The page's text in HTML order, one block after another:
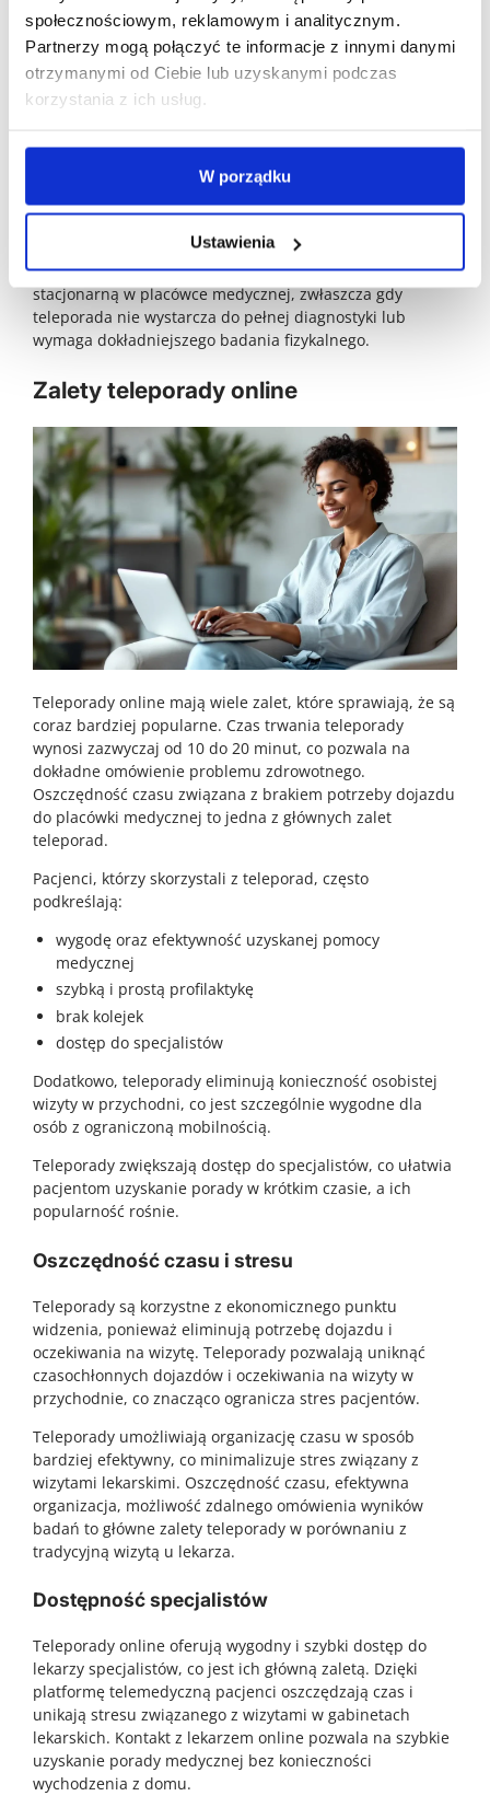
społecznościowym, reklamowym i analitycznym.
Partnerzy mogą połączyć te informacje z innymi danymi
otrzymanymi od Ciebie lub uzyskanymi podczas
korzystania z ich usług.
W porządku
Ustawienia
otrzymać zwolnienie lekarskie, jeśli jest to konieczne.
Dodatkowo, możliwe jest uzyskanie skierowania na
dodatkowe badania, co może być potrzebne do dalszej
diagnostyki. Zalecenia, które otrzymała Pani Bożena po
monitorować swój stan zdrowia, mając pełną
dokumentację medyczną.
Warto jednak pamiętać, że w niektórych przypadkach
konieczne są tradycyjne wizyty lekarskie lub wizytę
stacjonarną w placówce medycznej, zwłaszcza gdy
teleporada nie wystarcza do pełnej diagnostyki lub
wymaga dokładniejszego badania fizykalnego.
Zalety teleporady online
Teleporady online mają wiele zalet, które sprawiają, że są
coraz bardziej popularne. Czas trwania teleporady
wynosi zazwyczaj od 10 do 20 minut, co pozwala na
dokładne omówienie problemu zdrowotnego.
Oszczędność czasu związana z brakiem potrzeby dojazdu
do placówki medycznej to jedna z głównych zalet
teleporad.
Pacjenci, którzy skorzystali z teleporad, często
podkreślają:
wygodę oraz efektywność uzyskanej pomocy
medycznej
szybką i prostą profilaktykę
brak kolejek
dostęp do specjalistów
Dodatkowo, teleporady eliminują konieczność osobistej
wizyty w przychodni, co jest szczególnie wygodne dla
osób z ograniczoną mobilnością.
Teleporady zwiększają dostęp do specjalistów, co ułatwia
pacjentom uzyskanie porady w krótkim czasie, a ich
popularność rośnie.
Oszczędność czasu i stresu
Teleporady są korzystne z ekonomicznego punktu
widzenia, ponieważ eliminują potrzebę dojazdu i
oczekiwania na wizytę. Teleporady pozwalają uniknąć
czasochłonnych dojazdów i oczekiwania na wizyty w
przychodnie, co znacząco ogranicza stres pacjentów.
Teleporady umożliwiają organizację czasu w sposób
bardziej efektywny, co minimalizuje stres związany z
wizytami lekarskimi. Oszczędność czasu, efektywna
organizacja, możliwość zdalnego omówienia wyników
badań to główne zalety teleporady w porównaniu z
tradycyjną wizytą u lekarza.
Dostępność specjalistów
Teleporady online oferują wygodny i szybki dostęp do
lekarzy specjalistów, co jest ich główną zaletą. Dzięki
platformę telemedyczną pacjenci oszczędzają czas i
unikają stresu związanego z wizytami w gabinetach
lekarskich. Kontakt z lekarzem online pozwala na szybkie
uzyskanie porady medycznej bez konieczności
wychodzenia z domu.